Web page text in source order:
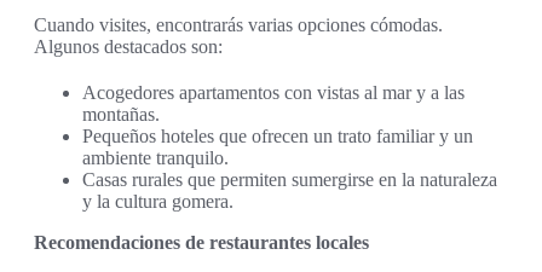
Cuando visites, encontrarás varias opciones cómodas.
Algunos destacados son:
Acogedores apartamentos con vistas al mar y a las
montañas.
Pequeños hoteles que ofrecen un trato familiar y un
ambiente tranquilo.
Casas rurales que permiten sumergirse en la naturaleza
y la cultura gomera.
Recomendaciones de restaurantes locales